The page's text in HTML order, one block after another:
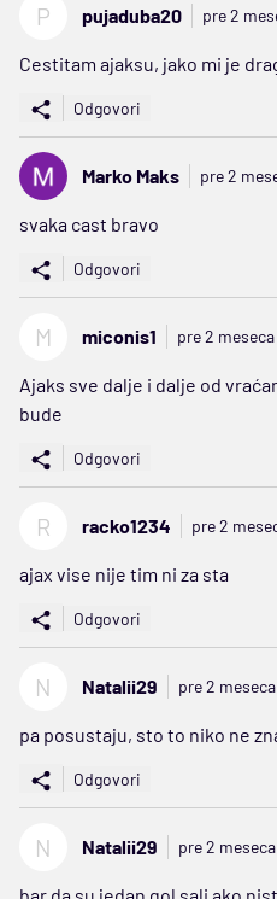
P pujaduba20 pre 2
Cestitam ajaksu, jako mi je
Odgovori
Marko Maks pre 2
svaka cast bravo
Odgovori
M miconis1 pre 2 meseca
Ajaks sve dalje i dalje od
bude
Odgovori
R racko1234 pre 2
ajax vise nije tim ni za sta
Odgovori
N Natalii29 pre 2 meseca
pa posustaju, sto to niko ne
Odgovori
N Natalii29 pre 2 meseca